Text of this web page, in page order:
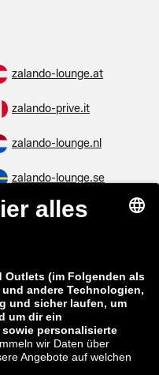
zalando-lounge.at
zalando-prive.it
zalando-lounge.nl
zalando-lounge.se
zalando-lounge.dk
zalando-lounge.cz
zalando-lounge.sk
zalando-lounge.hr